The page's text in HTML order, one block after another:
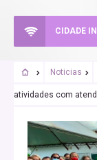
CIDADE
Noticias
atividades com